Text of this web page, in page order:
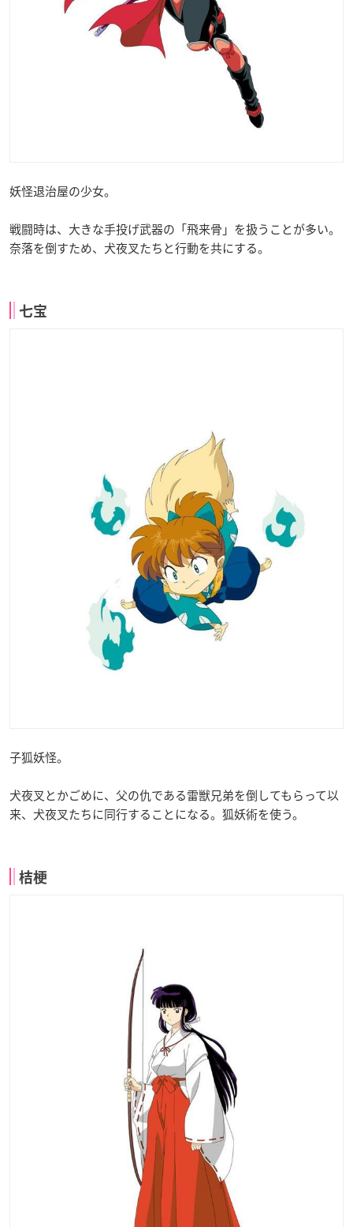
妖怪退治屋の少女。
戦闘時は、大きな手投げ武器の「飛来骨」を扱うことが多い。
奈落を倒すため、犬夜叉たちと行動を共にする。
七宝
子狐妖怪。
犬夜叉とかごめに、父の仇である雷獣兄弟を倒してもらって以
来、犬夜叉たちに同行することになる。狐妖術を使う。
桔梗